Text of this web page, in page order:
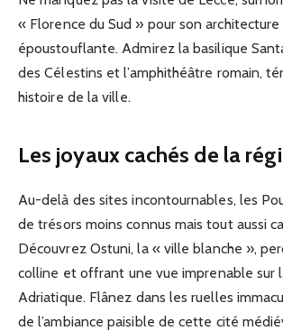
« Florence du Sud » pour son
époustouflante. Admirez la basilique
des Célestins et l’amphithéâtre romain,
histoire de la ville.
Les joyaux cachés de la
Au-delà des sites incontournables, les
de trésors moins connus mais tout aussi
Découvrez Ostuni, la « ville blanche »,
colline et offrant une vue imprenable sur
Adriatique. Flânez dans les ruelles
de l’ambiance paisible de cette cité